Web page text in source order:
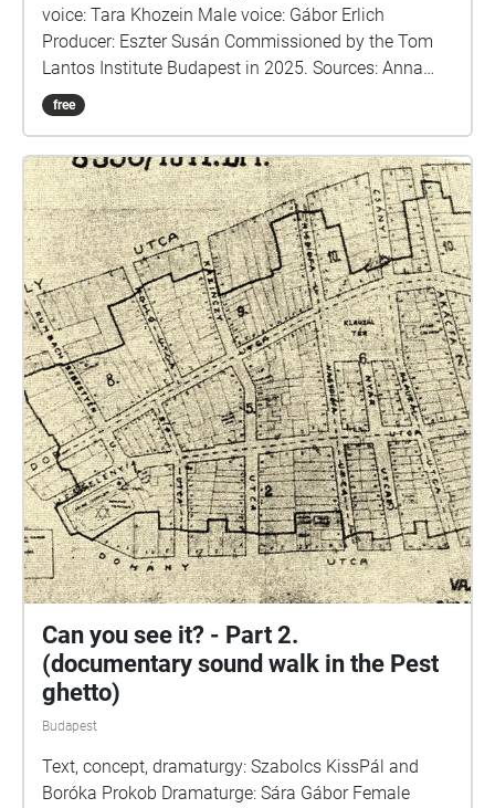
voice: Tara Khozein Male voice: Gábor Erlich
Producer: Eszter Susán Commissioned by the Tom
Lantos Institute Budapest in 2025. Sources: Anna
Perczel: Defenceless Heritage / Krisztián Ungváry,
Randolph L. Braham: The Politics of Genocide /
Shadow of Dictatorships / Jewish Budapest, editor:
Géza Komoróczy / Dr. Ágnes Ságvári: Let us
remember the victims\_Holocaust of the Jewish
community in Budapest\_1994 / Hungarian Jewish
Museum and Archives / László Bernát Veszprémy:
Traitors to our fellow sufferers? / Ernő Munkácsi:
How did it happen? / Szabolcs Szita: The struggle for
survival in the Pest ghetto / Tim Cole: Holocaust city
/ Memories of the Budapest Ghetto, edited by Gábor
Dombi https://www.csillagoshazak.hu/
free
Can you see it? - Part 2.
(documentary sound walk in the Pest
ghetto)
Budapest
Text, concept, dramaturgy: Szabolcs KissPál and
Boróka Prokob Dramaturge: Sára Gábor Female